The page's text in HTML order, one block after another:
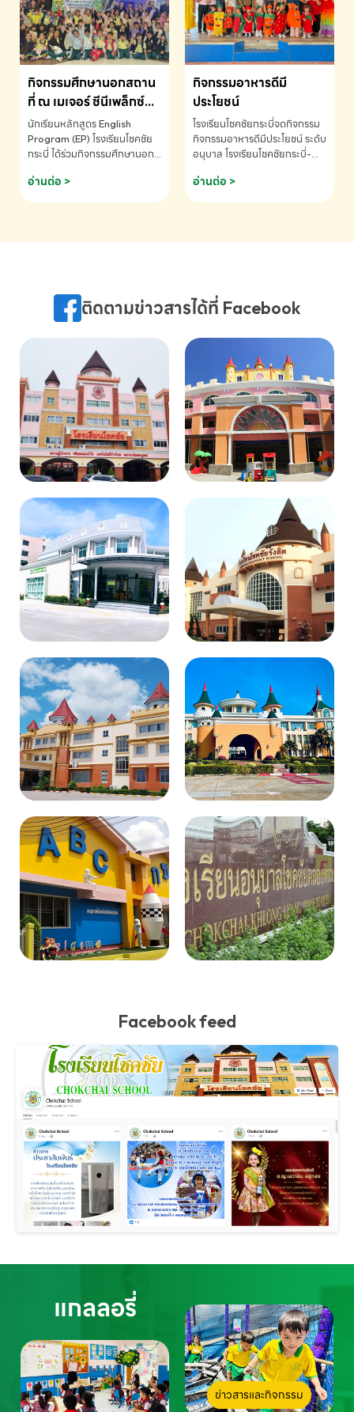
MATHEMATICS AND
MENTAL ARITHMETIC
COMPETITION 2026 - ถ้วย
รางวัลรองชนะเลิศอันดับที่ 2
Mental Arithmetic
Competition K2 - ถ้วยรางวัล
รองชนะเลิศอันดับที่ 2 Mental
K2(Grop) โรงเรียนโชคชัยกระบี่-
สอบถามข้อมูลเพิ่มเติม โทร.
075-691910
กิจกรรมศึกษานอกสถาน
ที่ ณ เมเจอร์ ซีนีเพล็กซ์
ระดับประถมศึกษา (EP.1-
6)
นักเรียนหลักสูตร English
Program (EP) โรงเรียนโชคชัย
กระบี่ ได้ร่วมกิจกรรมศึกษานอก
ชมภาพยนตร์ Toy Story 5
(Soundtrack)เพื่อเสริมทักษะ
ภาษา ผ่านประสบการณ์การเรียนรู้
075-691910
อ่านต่อ >
กิจกรรมอาหารดีมี
ประโยชน์
โรงเรียนโชคชัยกระบี่จดกิจกรรม
กิจกรรมอาหารดีมีประโยชน์ ระดับ
อนุบาล โรงเรียนโชคชัยกระบี่-
075-691910
อ่านต่อ >
ติดตามข่าวสารได้ที่ Facebook
Facebook feed
แกลลอรี่
ข่าวสารและกิจกรรม